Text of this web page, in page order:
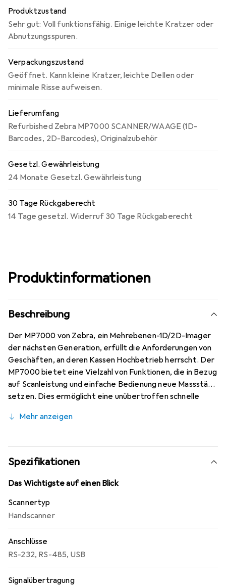
Produktzustand
Sehr gut: Voll funktionsfähig. Einige leichte Kratzer oder
Abnutzungsspuren.
Verpackungszustand
Geöffnet. Kann kleine Kratzer, leichte Dellen oder
minimale Risse aufweisen.
Lieferumfang
Refurbished Zebra MP7000 SCANNER/WAAGE (1D-
Barcodes, 2D-Barcodes), Originalzubehör
Gesetzl. Gewährleistung
24 Monate Gesetzl. Gewährleistung
30 Tage Rückgaberecht
14 Tage gesetzl. Widerruf 30 Tage Rückgaberecht
Produktinformationen
Beschreibung
Der MP7000 von Zebra, ein Mehrebenen-1D/2D-Imager
der nächsten Generation, erfüllt die Anforderungen von
Geschäften, an deren Kassen Hochbetrieb herrscht. Der
MP7000 bietet eine Vielzahl von Funktionen, die in Bezug
auf Scanleistung und einfache Bedienung neue Massstäbe
setzen. Dies ermöglicht eine unübertroffen schnelle
Selbstbedienungskassen und optimiert die Produktivität
Einkaufserlebnis.
Mehr anzeigen
Spezifikationen
Das Wichtigste auf einen Blick
Scannertyp
Handscanner
Anschlüsse
RS-232, RS-485, USB
Signalübertragung